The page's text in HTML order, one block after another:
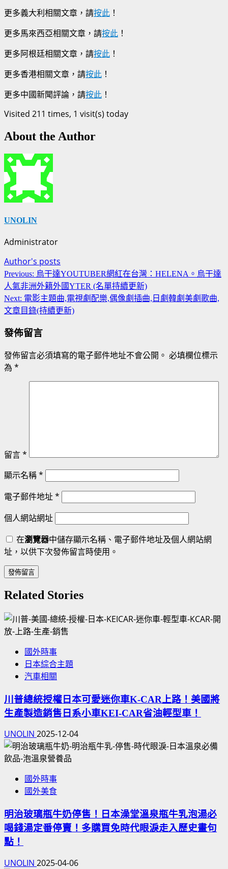
更多義大利相關文章，請按此 ！
更多馬來西亞相關文章，請按此 ！
更多阿根廷相關文章，請按此 ！
更多香港相關文章，請按此 ！
更多中國新聞評論，請按此 ！
Visited 211 times, 1 visit(s) today
About the Author
UNOLIN
Administrator
Author's posts
Continue
Reading
Previous: 烏干達YOUTUBER網紅在台灣：HELENA。烏干達
人氣非洲外籍外國YTER (名單持續更新)
Next: 電影主題曲,電視劇配樂,偶像劇插曲,日劇韓劇美劇歌曲,
文章目錄(持續更新)
發佈留言
發佈留言必須填寫的電子郵件地址不會公開。 必填欄位標示
為 *
留言*
顯示名稱*
電子郵件地址*
個人網站網址
在瀏覽器中儲存顯示名稱、電子郵件地址及個人網站網
址，以供下次發佈留言時使用。
Related Stories
國外時事
日本綜合主題
汽車相關
川普總統授權日本可愛迷你車K-CAR上路！美國將
生產製造銷售日系小車KEI-CAR省油輕型車！
UNOLIN 2025-12-04
國外時事
國外美食
明治玻璃瓶牛奶停售！日本澡堂溫泉瓶牛乳泡湯必
喝錢湯定番停賣！多購買免時代眼淚走入歷史畫句
點！
UNOLIN 2025-04-06